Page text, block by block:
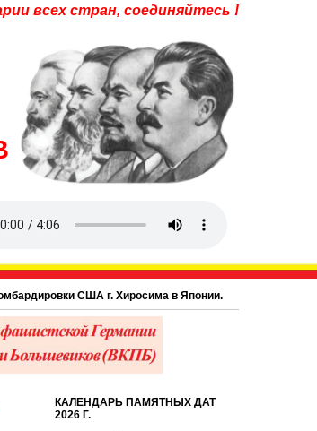
всех стран, соединяйтесь !
США г. Хиросима в Японии.
КАЛЕНДАРЬ ПАМЯТНЫХ ДАТ
2026 Г.